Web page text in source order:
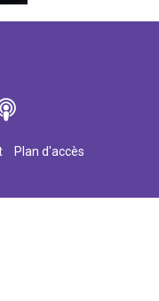
Plan d'accès